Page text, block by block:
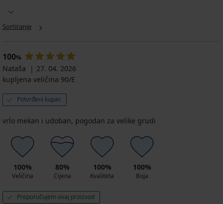
Sortiranje
100%
Nataša
27. 04. 2026
kupljena veličina 90/E
Potvrđeni kupac
vrlo mekan i udoban, pogodan za velike grudi
100%
Veličina
80%
Cijena
100%
Kvaliteta
100%
Boja
Preporučujem ovaj proizvod